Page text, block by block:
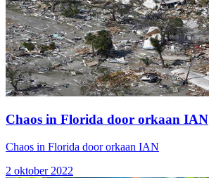
Chaos in Florida door orkaan IAN
Chaos in Florida door orkaan IAN
2 oktober 2022